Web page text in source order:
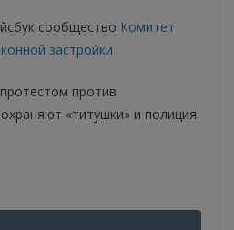
сообщество Комитет
застройки
против
«титушки» и полиция.